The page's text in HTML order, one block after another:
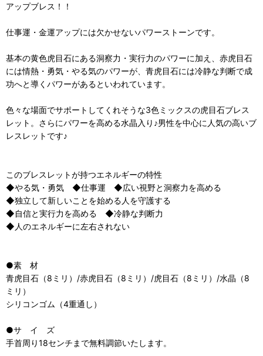
アップブレス！！
仕事運・金運アップには欠かせないパワーストーンです。
基本の黄色虎目石にある洞察力・実行力のパワーに加え、赤虎目石
には情熱・勇気・やる気のパワーが、青虎目石には冷静な判断で成
功へと導くパワーがあるといわれています。
色々な場面でサポートしてくれそうな3色ミックスの虎目石ブレス
レット。さらにパワーを高める水晶入り♪男性を中心に人気の高いブ
レスレットです♪
このブレスレットが持つエネルギーの特性
◆やる気・勇気 ◆仕事運 ◆広い視野と洞察力を高める
◆独立して新しいことを始める人を守護する
◆自信と実行力を高める ◆冷静な判断力
◆人のエネルギーに左右されない
●素 材
青虎目石（8ミリ）/赤虎目石（8ミリ）/虎目石（8ミリ）/水晶（8
ミリ）
シリコンゴム（4重通し）
●サ イ ズ
手首周り18センチまで無料調節いたします。